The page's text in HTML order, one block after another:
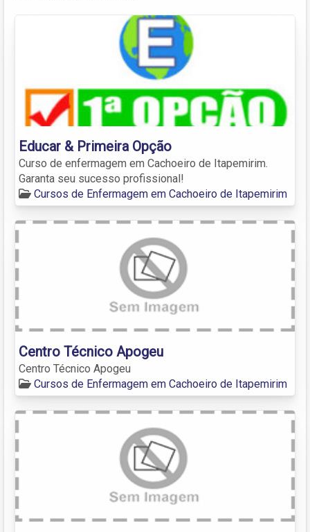
Educar & Primeira Opção
Curso de enfermagem em Cachoeiro de Itapemirim.
Garanta seu sucesso profissional!
Cursos de Enfermagem em Cachoeiro de Itapemirim
Centro Técnico Apogeu
Centro Técnico Apogeu
Cursos de Enfermagem em Cachoeiro de Itapemirim